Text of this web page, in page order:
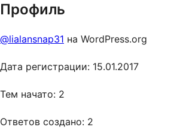
Профиль
@lialansnap31 на WordPress.org
Дата регистрации: 15.01.2017
Тем начато: 2
Ответов создано: 2